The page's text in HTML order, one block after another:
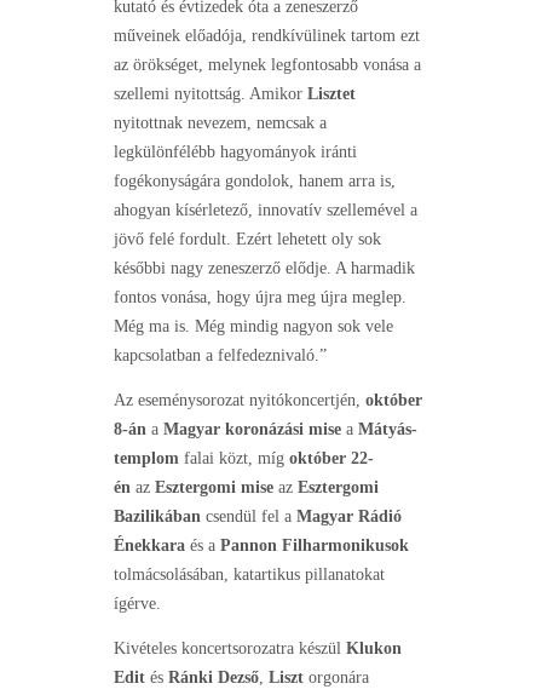
kutató és évtizedek óta a zeneszerző
műveinek előadója, rendkívülinek tartom ezt
az örökséget, melynek legfontosabb vonása a
szellemi nyitottság. Amikor Lisztet
nyitottnak nevezem, nemcsak a
legkülönfélébb hagyományok iránti
fogékonyságára gondolok, hanem arra is,
ahogyan kísérletező, innovatív szellemével a
jövő felé fordult. Ezért lehetett oly sok
későbbi nagy zeneszerző elődje. A harmadik
fontos vonása, hogy újra meg újra meglep.
Még ma is. Még mindig nagyon sok vele
kapcsolatban a felfedeznivaló.”
Az eseménysorozat nyitókoncertjén, október
8-án a Magyar koronázási mise a Mátyás-
templom falai közt, míg október 22-
én az Esztergomi mise az Esztergomi
Bazilikában csendül fel a Magyar Rádió
Énekkara és a Pannon Filharmonikusok
tolmácsolásában, katartikus pillanatokat
ígérve.
Kivételes koncertsorozatra készül Klukon
Edit és Ránki Dezső Liszt orgonára